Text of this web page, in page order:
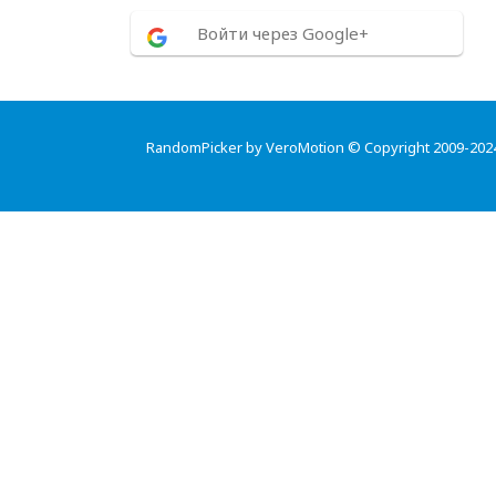
Войти через Google+
RandomPicker by VeroMotion © Copyright 2009-